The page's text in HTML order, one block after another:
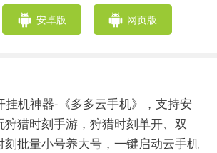
安卓版 网页版
挂机神器-《多多云手机》，支持安
猎时刻手游，狩猎时刻单开、双
刻批量小号养大号，一键启动云手机